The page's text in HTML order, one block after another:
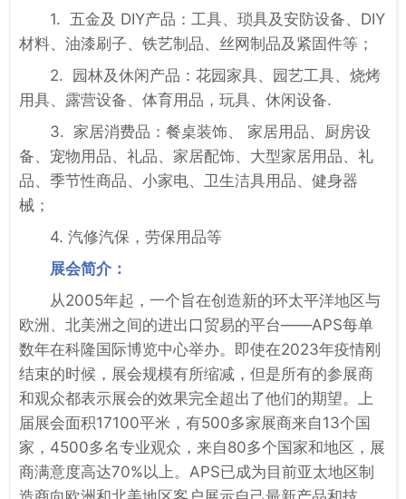
1. 五金及 DIY产品：工具、琐具及安防设备、DIY
材料、油漆刷子、铁艺制品、丝网制品及紧固件等；
2. 园林及休闲产品：花园家具、园艺工具、烧烤
用具、露营设备、体育用品，玩具、休闲设备.
3. 家居消费品：餐桌装饰、 家居用品、厨房设
备、宠物用品、礼品、家居配饰、大型家居用品、礼
品、季节性商品、小家电、卫生洁具用品、健身器
械；
4. 汽修汽保，劳保用品等
展会简介：
从2005年起，一个旨在创造新的环太平洋地区与
欧洲、北美洲之间的进出口贸易的平台——APS每单
数年在科隆国际博览中心举办。即使在2023年疫情刚
结束的时候，展会规模有所缩减，但是所有的参展商
和观众都表示展会的效果完全超出了他们的期望。上
届展会面积17100平米，有500多家展商来自13个国
家，4500多名专业观众，来自80多个国家和地区，展
商满意度高达70%以上。APS已成为目前亚太地区制